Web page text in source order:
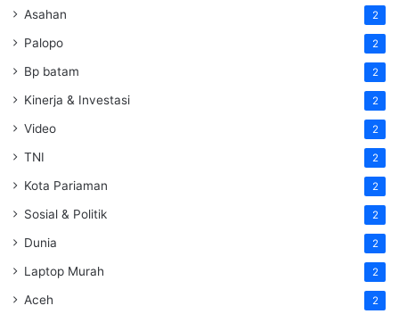
Asahan 2
Palopo 2
Bp batam 2
Kinerja & Investasi 2
Video 2
TNI 2
Kota Pariaman 2
Sosial & Politik 2
Dunia 2
Laptop Murah 2
Aceh 2